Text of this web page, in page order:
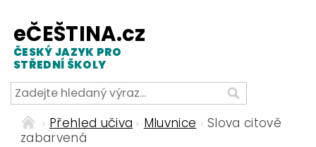
eČEŠTINA.cz
ČESKÝ JAZYK PRO
STŘEDNÍ ŠKOLY
Přehled učiva Mluvnice
Slova citově
zabarvená